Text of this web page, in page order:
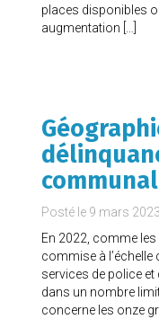
places disponibles
augmentation […]
Posté le 9 mars 2023
En 2022, comme
commise à
services de police
dans un nombre
concerne les onze